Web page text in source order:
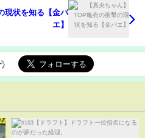
現状を知る【金バ
エ】